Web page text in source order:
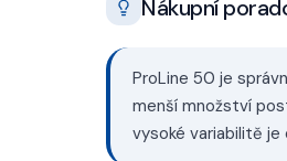
Nákupní
ProLine 50 je
menší množství
vysoké variabilitě